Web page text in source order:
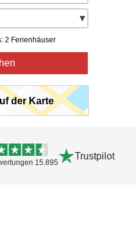
2 Ferienhäuser
der Karte
15.895
Trustpilot